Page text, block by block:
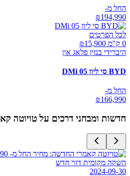
החל מ-
₪194,990
לכל הפרטים
0 ק"מ ₪
15,900
היברידי בנזין פלאג אין
BYD סי ליון 05 DMi
החל מ-
₪166,990
חדשות ומבחני דרכים על טויוטה
השקה מקומית דור חדש
2024-09-30